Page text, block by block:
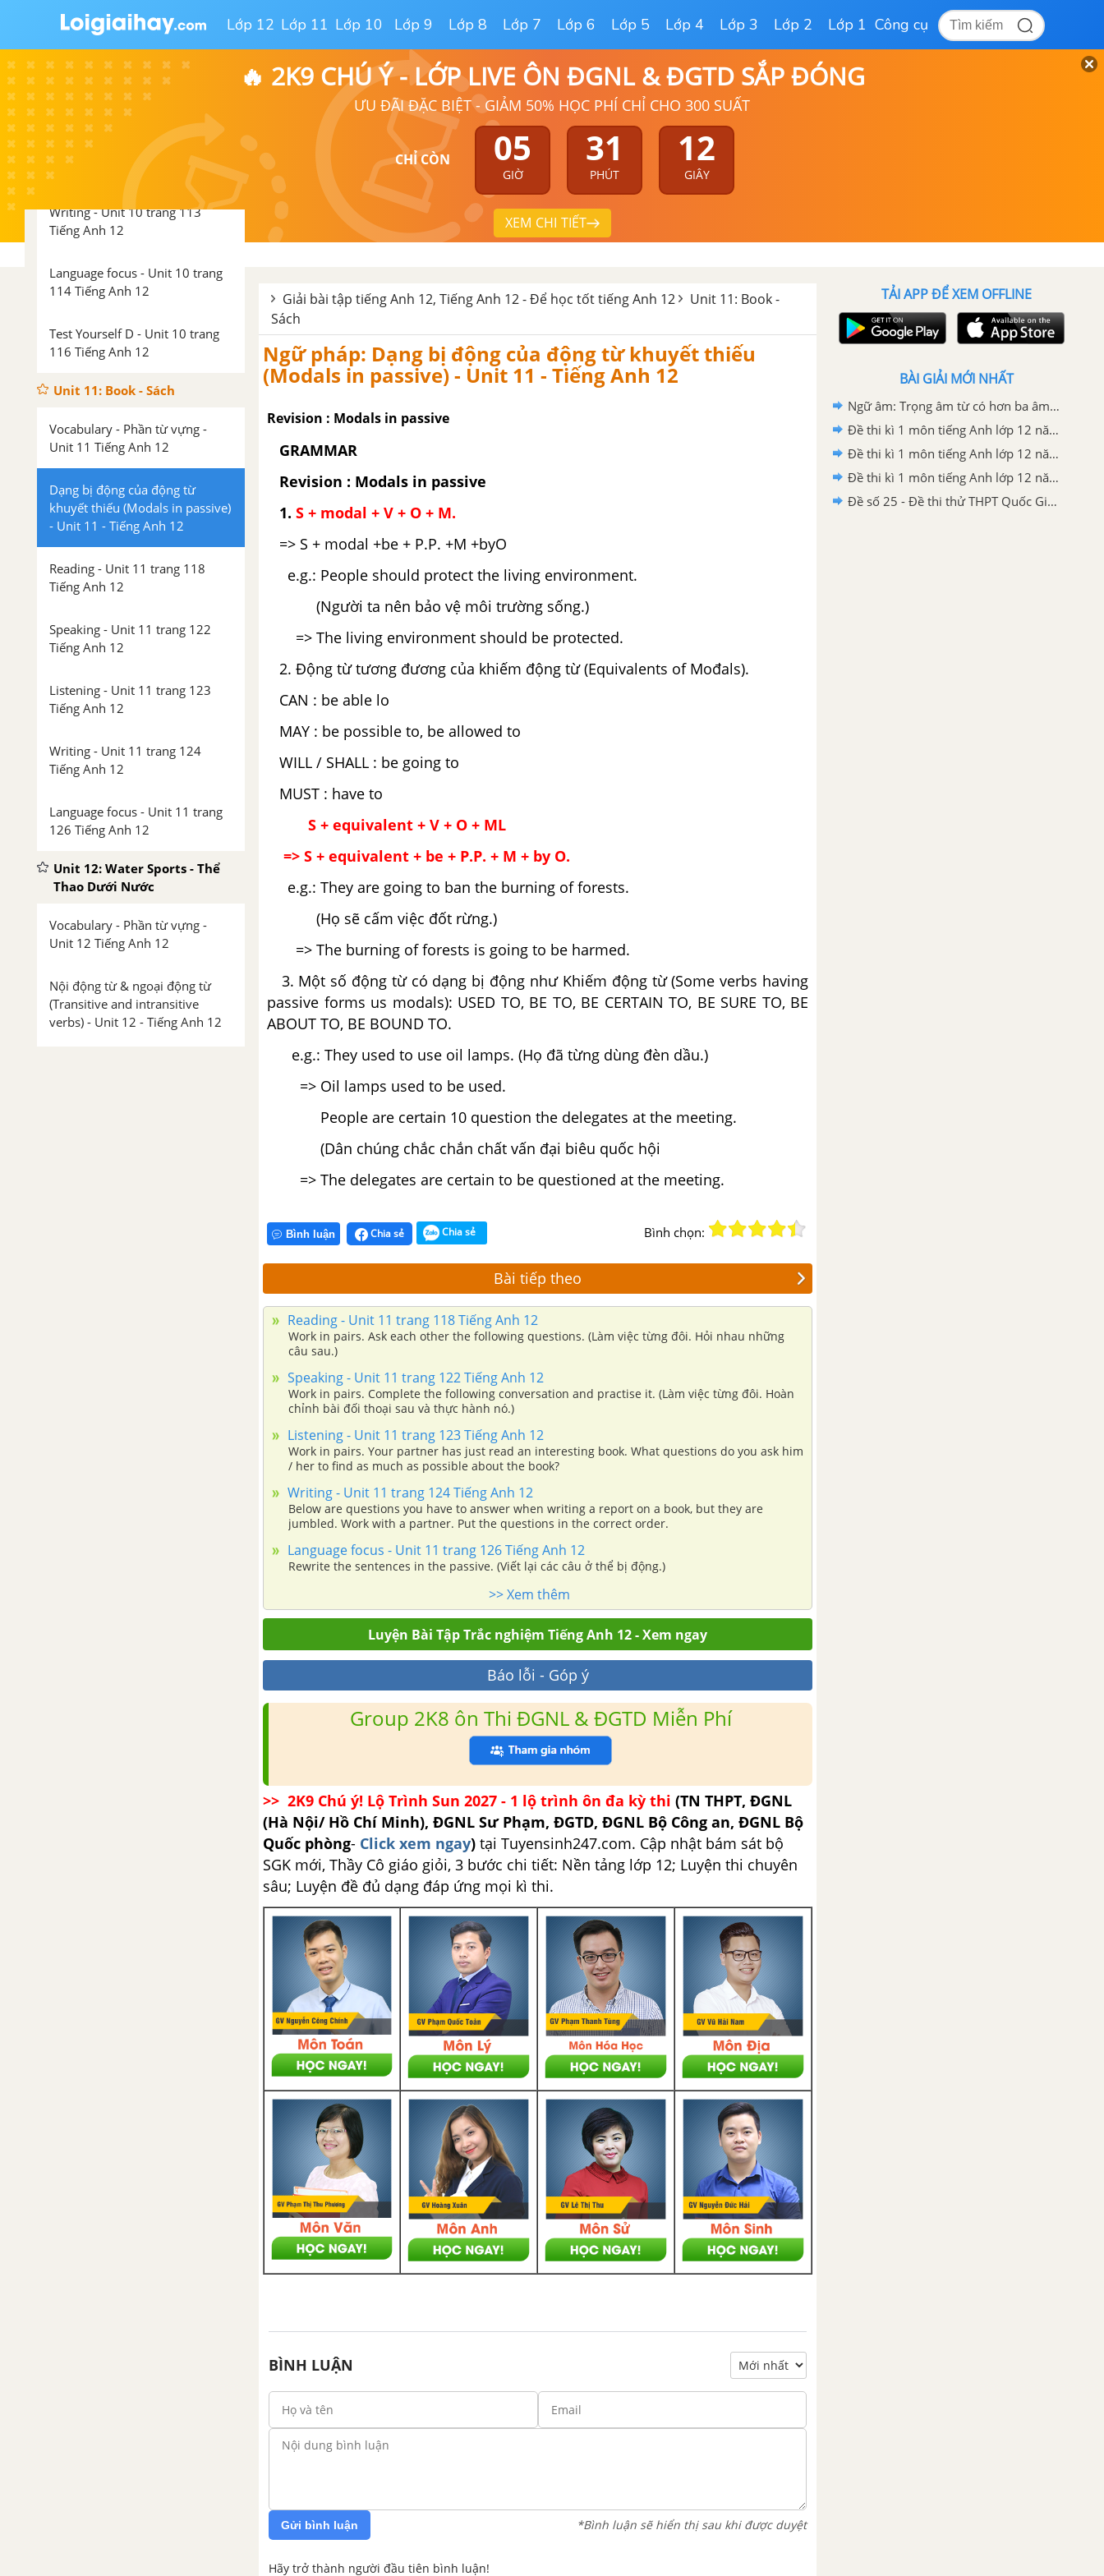
Lớp 12 Lớp 11 Lớp 10 Lớp 9 Lớp 8 Lớp 7 Lớp 6 Lớp 5 Lớp 4 Lớp 3 Lớp 2 Lớp 1 Công cụ
🔥 2K9 CHÚ Ý - LỚP LIVE ÔN ĐGNL & ĐGTD SẮP ĐÓNG
ƯU ĐÃI ĐẶC BIỆT - GIẢM 50% HỌC PHÍ CHỈ CHO 300 SUẤT
CHỈ CÒN 05
GIỜ
31
PHÚT
11
GIÂY
XEM CHI TIẾT
Reading - Unit 10 trang 106
Tiếng Anh 12
Speaking - Unit 10 trang 109
Tiếng Anh 12
Listening - Unit 10 trang 111
Tiếng Anh 12
Writing - Unit 10 trang 113
Tiếng Anh 12
Language focus - Unit 10 trang
114 Tiếng Anh 12
Test Yourself D - Unit 10 trang
116 Tiếng Anh 12
Unit 11: Book - Sách
Vocabulary - Phần từ vựng -
Unit 11 Tiếng Anh 12
Dạng bị động của động từ
khuyết thiếu (Modals in passive)
- Unit 11 - Tiếng Anh 12
Reading - Unit 11 trang 118
Tiếng Anh 12
Speaking - Unit 11 trang 122
Tiếng Anh 12
Listening - Unit 11 trang 123
Tiếng Anh 12
Writing - Unit 11 trang 124
Tiếng Anh 12
Language focus - Unit 11 trang
126 Tiếng Anh 12
Unit 12: Water Sports - Thể
Thao Dưới Nước
Vocabulary - Phần từ vựng -
Unit 12 Tiếng Anh 12
Nội động từ & ngoại động từ
(Transitive and intransitive
verbs) - Unit 12 - Tiếng Anh 12
Giải bài tập tiếng Anh 12, Tiếng Anh 12 - Để học tốt tiếng Anh 12
Unit 11: Book -
Sách
Ngữ pháp: Dạng bị động của động từ khuyết thiếu
(Modals in passive) - Unit 11 - Tiếng Anh 12
Revision : Modals in passive
GRAMMAR
Revision : Modals in passive
1. S + modal + V + O + M.
=> S + modal +be + P.P. +M +byO
e.g.: People should protect the living environment.
(Người ta nên bảo vệ môi trường sống.)
=> The living environment should be protected.
2. Động từ tương đương của khiếm động từ (Equivalents of Mođals).
CAN : be able lo
MAY : be possible to, be allowed to
WILL / SHALL : be going to
MUST : have to
S + equivalent + V + O + ML
=> S + equivalent + be + P.P. + M + by O.
e.g.: They are going to ban the burning of forests.
(Họ sẽ cấm việc đốt rừng.)
=> The burning of forests is going to be harmed.
3. Một số động từ có dạng bị động như Khiếm động từ (Some verbs having
passive forms us modals): USED TO, BE TO, BE CERTAIN TO, BE SURE TO, BE
ABOUT TO, BE BOUND TO.
e.g.: They used to use oil lamps. (Họ đã từng dùng đèn dầu.)
=> Oil lamps used to be used.
People are certain 10 question the delegates at the meeting.
(Dân chúng chắc chắn chất vấn đại biêu quốc hội
=> The delegates are certain to be questioned at the meeting.
Bình luận Chia sẻ Chia sẻ Bình chọn:
Bài tiếp theo
Reading - Unit 11 trang 118 Tiếng Anh 12
Work in pairs. Ask each other the following questions. (Làm việc từng đôi. Hỏi nhau những
câu sau.)
Speaking - Unit 11 trang 122 Tiếng Anh 12
Work in pairs. Complete the following conversation and practise it. (Làm việc từng đôi. Hoàn
chỉnh bài đối thoại sau và thực hành nó.)
Listening - Unit 11 trang 123 Tiếng Anh 12
Work in pairs. Your partner has just read an interesting book. What questions do you ask him
/ her to find as much as possible about the book?
Writing - Unit 11 trang 124 Tiếng Anh 12
Below are questions you have to answer when writing a report on a book, but they are
jumbled. Work with a partner. Put the questions in the correct order.
Language focus - Unit 11 trang 126 Tiếng Anh 12
Rewrite the sentences in the passive. (Viết lại các câu ở thể bị động.)
>> Xem thêm
Luyện Bài Tập Trắc nghiệm Tiếng Anh 12 - Xem ngay
Báo lỗi - Góp ý
Group 2K8 ôn Thi ĐGNL & ĐGTD Miễn Phí
>> 2K9 Chú ý! Lộ Trình Sun 2027 - 1 lộ trình ôn đa kỳ thi (TN THPT, ĐGNL
(Hà Nội/ Hồ Chí Minh), ĐGNL Sư Phạm, ĐGTD, ĐGNL Bộ Công an, ĐGNL Bộ
Quốc phòng- Click xem ngay) tại Tuyensinh247.com. Cập nhật bám sát bộ
SGK mới, Thầy Cô giáo giỏi, 3 bước chi tiết: Nền tảng lớp 12; Luyện thi chuyên
sâu; Luyện đề đủ dạng đáp ứng mọi kì thi.
BÌNH LUẬN
Gửi bình luận *Bình luận sẽ hiển thị sau khi được duyệt
Hãy trở thành người đầu tiên bình luận!
TẢI APP ĐỂ XEM OFFLINE
BÀI GIẢI MỚI NHẤT
Ngữ âm: Trọng âm từ có hơn ba âm tiết - Unit 5 - Tiếng Anh 12
Đề thi kì 1 môn tiếng Anh lớp 12 năm 2019 - 2020 sở GD-ĐT Nam Định
Đề thi kì 1 môn tiếng Anh lớp 12 năm 2019 - 2020 trường THPT Hàm Thuận Bắc
Đề thi kì 1 môn tiếng Anh lớp 12 năm 2019 - 2020 Sở GD-ĐT Gia Lai
Đề số 25 - Đề thi thử THPT Quốc Gia môn Tiếng Anh